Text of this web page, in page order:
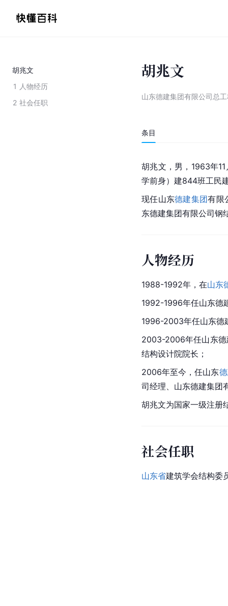
胡兆文
1 人物经历
2 社会任职
胡兆文
山东德建集团有限公司总
条目
胡兆文，男，1963年
学前身）建844班工民
现任山东德建集团有限
东德建集团有限公司钢
人物经历
1988-1992年，在山东
1992-1996年任山东德
1996-2003年任山东德
2003-2006年任山东
结构设计院院长；
2006年至今，任山东
司经理、山东德建集团
胡兆文为国家一级注册
社会任职
山东省建筑学会结构委